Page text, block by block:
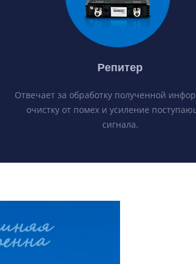
Репитер
Отвечает за обработку полученной
очистку от помех и усиление
сигнала.